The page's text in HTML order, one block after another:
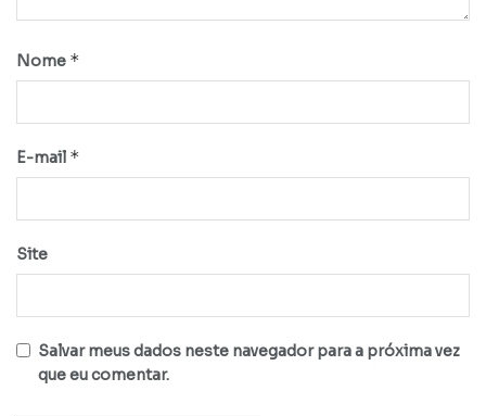
Nome *
E-mail *
Site
Salvar meus dados neste navegador para a próxima vez
que eu comentar.